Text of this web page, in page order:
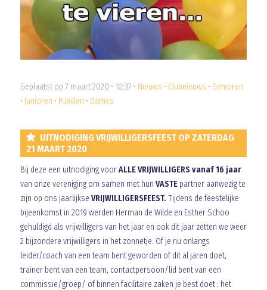
Geplaatst op 7 maart 2020 • 10:37 • Nieuws • Clubnieuws • Senioren
• Junioren • Pupillen • Dames
UITNODIGING VRIJWILLIGERSFEEST OP ZATERDAG
21 MAART 2020
Bij deze een uitnodiging voorALLE VRIJWILLIGERS vanaf 16 jaar
van onze vereniging om samen met hun VASTEpartner aanwezig te
zijn op ons jaarlijkse VRIJWILLIGERSFEEST. Tijdens de feestelijke
bijeenkomst in 2019 werden Herman de Wilde en Esther Schoo
gehuldigd als vrijwilligers van het jaar en ook dit jaar zetten we weer
2 bijzondere vrijwilligers in het zonnetje. Of je nu onlangs
leider/coach van een team bent geworden of dit al jaren doet,
trainer bent van een team, contactpersoon/lid bent van een
commissie/groep/ of binnen facilitaire zaken je best doet : het